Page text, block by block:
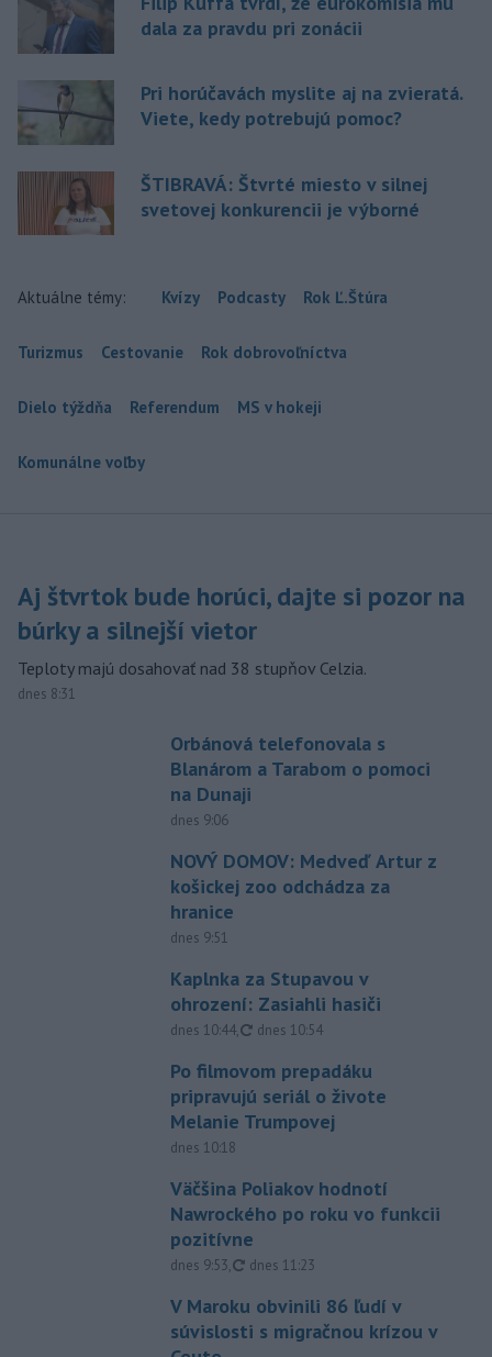
dala za pravdu pri zonácii
Pri horúčavách myslite aj na zvieratá.
Viete, kedy potrebujú pomoc?
ŠTIBRAVÁ: Štvrté miesto v silnej
svetovej konkurencii je výborné
Aktuálne témy: Kvízy Podcasty Rok Ľ.Štúra
Turizmus Cestovanie Rok dobrovoľníctva
Dielo týždňa Referendum MS v hokeji
Komunálne voľby
Aj štvrtok bude horúci, dajte si pozor na
búrky a silnejší vietor
Teploty majú dosahovať nad 38 stupňov Celzia.
dnes 8:31
Orbánová telefonovala s
Blanárom a Tarabom o pomoci
na Dunaji
dnes 9:06
NOVÝ DOMOV: Medveď Artur z
košickej zoo odchádza za
hranice
dnes 9:51
Kaplnka za Stupavou v
ohrození: Zasiahli hasiči
dnes 10:44, aktualizované
dnes 10:54
Po filmovom prepadáku
pripravujú seriál o živote
Melanie Trumpovej
dnes 10:18
Väčšina Poliakov hodnotí
Nawrockého po roku vo funkcii
pozitívne
dnes 9:53, aktualizované
dnes 11:23
V Maroku obvinili 86 ľudí v
súvislosti s migračnou krízou v